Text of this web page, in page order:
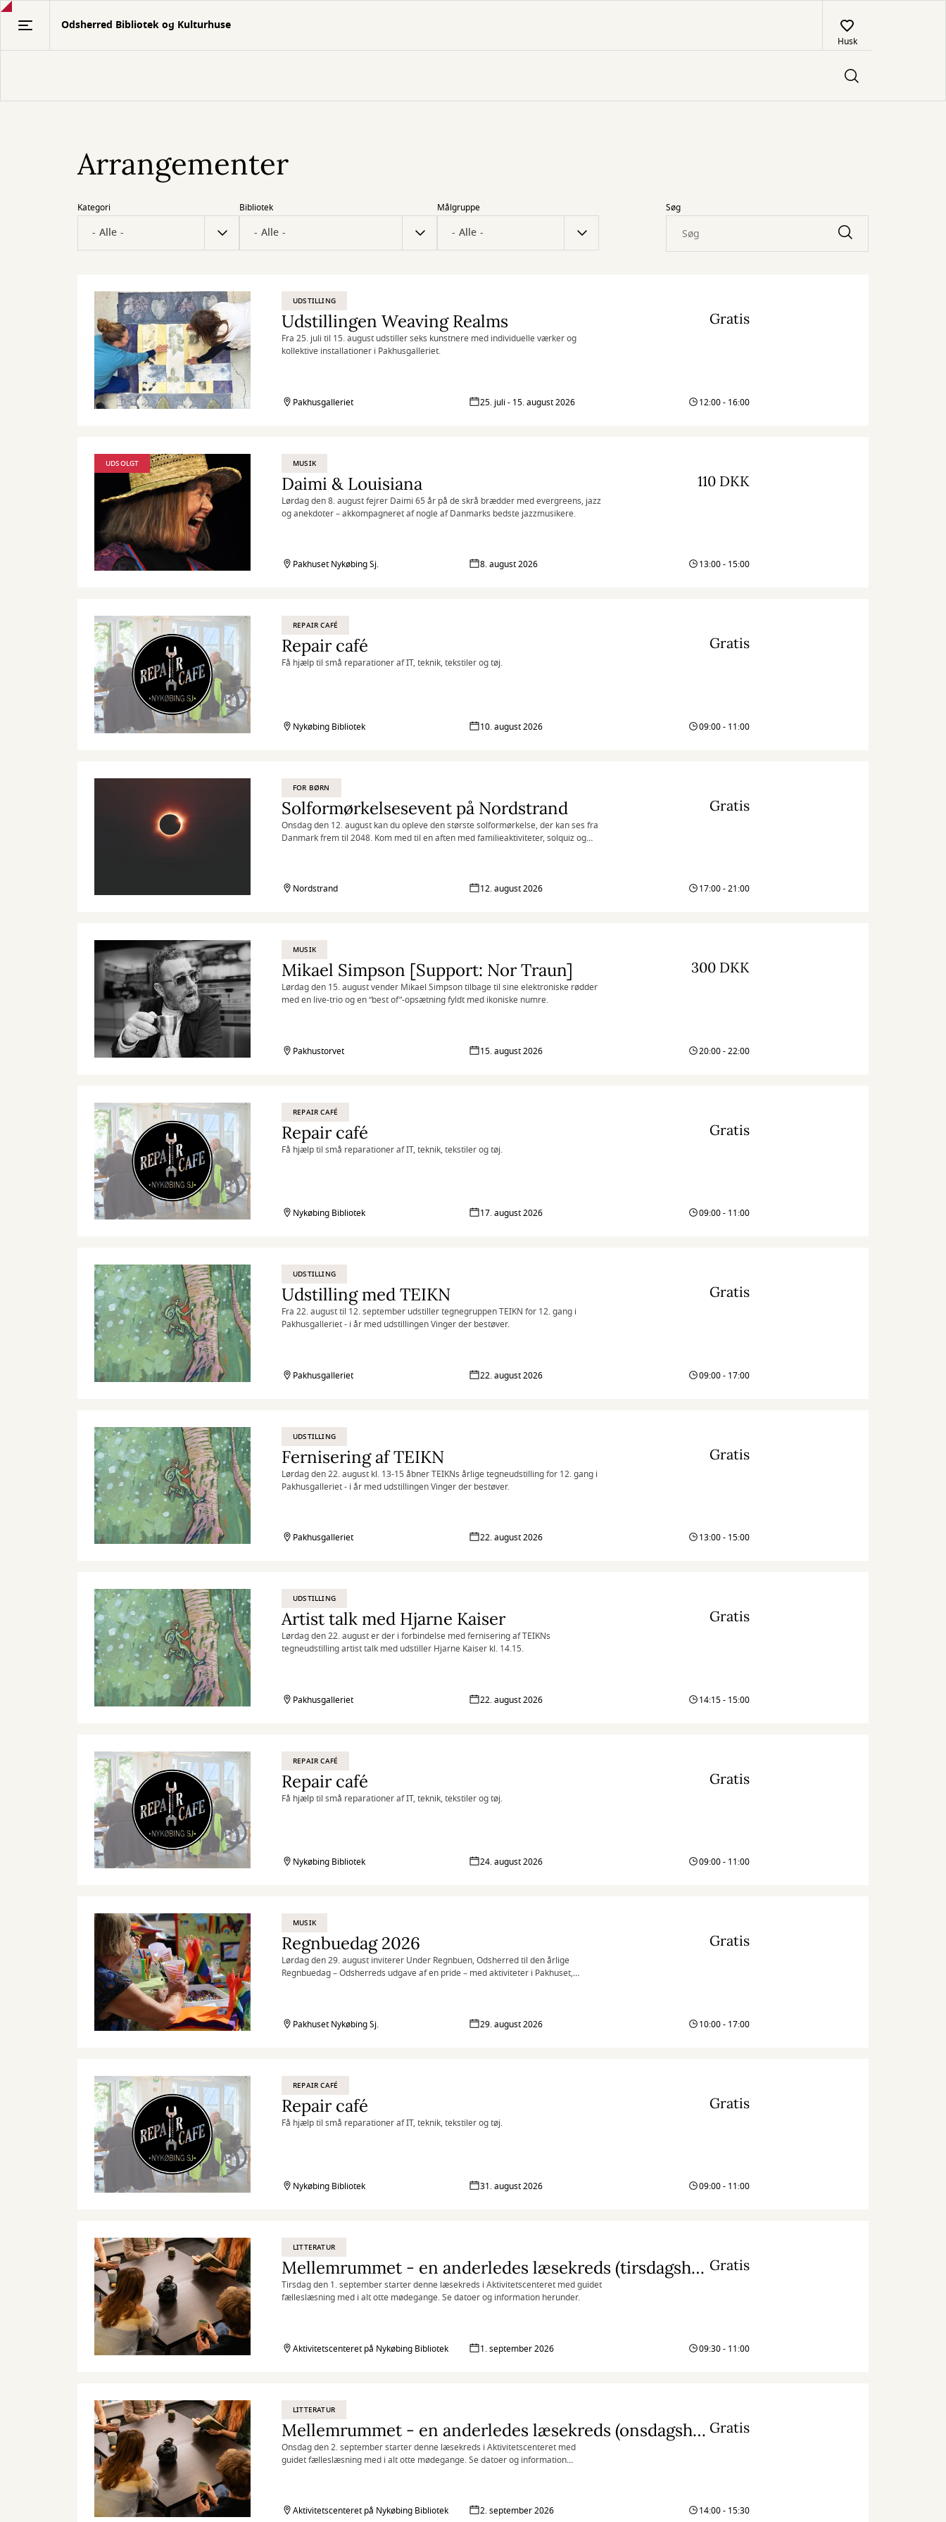
Gå
Odsherred Bibliotek og Kulturhuse
Husk
Arrangementer
Kategori Bibliotek Målgruppe Søg
UDSTILLING
Udstillingen Weaving Realms
Fra 25. juli til 15. august udstiller seks kunstnere med individuelle værker og
kollektive installationer i Pakhusgalleriet.
Gratis
Pakhusgalleriet 25. juli - 15. august 2026 12:00 - 16:00
UDSOLGT MUSIK
Daimi & Louisiana
Lørdag den 8. august fejrer Daimi 65 år på de skrå brædder med evergreens, jazz
og anekdoter – akkompagneret af nogle af Danmarks bedste jazzmusikere.
110 DKK
Pakhuset Nykøbing Sj. 8. august 2026 13:00 - 15:00
REPAIR CAFÉ
Repair café
Få hjælp til små reparationer af IT, teknik, tekstiler og tøj.
Gratis
Nykøbing Bibliotek 10. august 2026 09:00 - 11:00
FOR BØRN
Solformørkelsesevent på Nordstrand
Onsdag den 12. august kan du opleve den største solformørkelse, der kan ses fra
Danmark frem til 2048. Kom med til en aften med familieaktiviteter, solquiz og
Gratis
Nordstrand 12. august 2026 17:00 - 21:00
MUSIK
Mikael Simpson [Support: Nor Traun]
Lørdag den 15. august vender Mikael Simpson tilbage til sine elektroniske rødder
med en live-trio og en “best of”-opsætning fyldt med ikoniske numre.
300 DKK
Pakhustorvet 15. august 2026 20:00 - 22:00
REPAIR CAFÉ
Repair café
Få hjælp til små reparationer af IT, teknik, tekstiler og tøj.
Gratis
Nykøbing Bibliotek 17. august 2026 09:00 - 11:00
UDSTILLING
Udstilling med TEIKN
Fra 22. august til 12. september udstiller tegnegruppen TEIKN for 12. gang i
Pakhusgalleriet - i år med udstillingen Vinger der bestøver.
Gratis
Pakhusgalleriet 22. august 2026 09:00 - 17:00
UDSTILLING
Fernisering af TEIKN
Lørdag den 22. august kl. 13-15 åbner TEIKNs årlige tegneudstilling for 12. gang i
Pakhusgalleriet - i år med udstillingen Vinger der bestøver.
Gratis
Pakhusgalleriet 22. august 2026 13:00 - 15:00
UDSTILLING
Artist talk med Hjarne Kaiser
Lørdag den 22. august er der i forbindelse med fernisering af TEIKNs
tegneudstilling artist talk med udstiller Hjarne Kaiser kl. 14.15.
Gratis
Pakhusgalleriet 22. august 2026 14:15 - 15:00
REPAIR CAFÉ
Repair café
Få hjælp til små reparationer af IT, teknik, tekstiler og tøj.
Gratis
Nykøbing Bibliotek 24. august 2026 09:00 - 11:00
MUSIK
Regnbuedag 2026
Lørdag den 29. august inviterer Under Regnbuen, Odsherred til den årlige
Regnbuedag – Odsherreds udgave af en pride – med aktiviteter i Pakhuset,
Gratis
Pakhuset Nykøbing Sj. 29. august 2026 10:00 - 17:00
REPAIR CAFÉ
Repair café
Få hjælp til små reparationer af IT, teknik, tekstiler og tøj.
Gratis
Nykøbing Bibliotek 31. august 2026 09:00 - 11:00
LITTERATUR
Mellemrummet - en anderledes læsekreds (tirsdagshold)
Tirsdag den 1. september starter denne læsekreds i Aktivitetscenteret med guidet
fælleslæsning med i alt otte mødegange. Se datoer og information herunder.
Gratis
Aktivitetscenteret på Nykøbing Bibliotek 1. september 2026 09:30 - 11:00
LITTERATUR
Mellemrummet - en anderledes læsekreds (onsdagshold)
Onsdag den 2. september starter denne læsekreds i Aktivitetscenteret med
guidet fælleslæsning med i alt otte mødegange. Se datoer og information
Gratis
Aktivitetscenteret på Nykøbing Bibliotek 2. september 2026 14:00 - 15:30